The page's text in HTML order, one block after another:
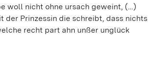
woll nicht ohne ursach geweint, (…)
der Prinzessin die schreibt, dass nichts
recht part ahn unßer unglück